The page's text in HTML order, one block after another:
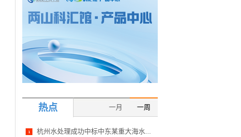
热点 一周
一月
杭州水处理成功中标中东某重大海水...